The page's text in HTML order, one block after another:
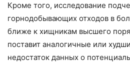
Кроме того, исследование
горнодобывающих отходов в
ближе к хищникам высшего
поставит аналогичные или
недостаток данных о